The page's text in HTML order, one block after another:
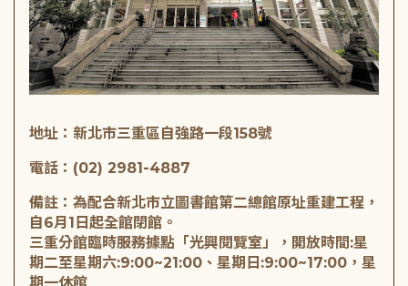
地址：新北市三重區自強路一段158號
電話：(02) 2981-4887
備註：為配合新北市立圖書館第二總館原址重建工程，
自6月1日起全館閉館。
三重分館臨時服務據點「光興閱覽室」，開放時間:星
期二至星期六:9:00~21:00、星期日:9:00~17:00，星